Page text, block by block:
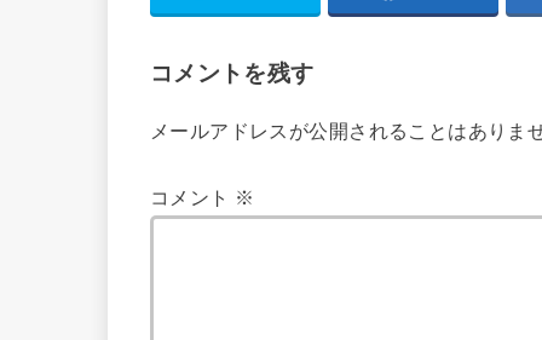
コメントを残す
メールアドレスが公開されることはありませ
コメント ※